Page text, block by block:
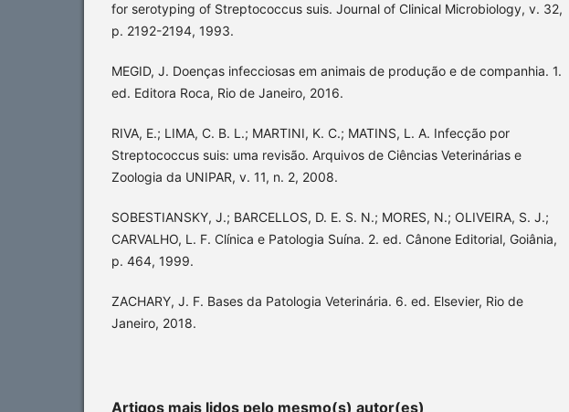
for serotyping of Streptococcus suis. Journal of Clinical Microbiology, v. 32,
p. 2192-2194, 1993.
MEGID, J. Doenças infecciosas em animais de produção e de companhia. 1.
ed. Editora Roca, Rio de Janeiro, 2016.
RIVA, E.; LIMA, C. B. L.; MARTINI, K. C.; MATINS, L. A. Infecção por
Streptococcus suis: uma revisão. Arquivos de Ciências Veterinárias e
Zoologia da UNIPAR, v. 11, n. 2, 2008.
SOBESTIANSKY, J.; BARCELLOS, D. E. S. N.; MORES, N.; OLIVEIRA, S. J.;
CARVALHO, L. F. Clínica e Patologia Suína. 2. ed. Cânone Editorial, Goiânia,
p. 464, 1999.
ZACHARY, J. F. Bases da Patologia Veterinária. 6. ed. Elsevier, Rio de
Janeiro, 2018.
Artigos mais lidos pelo mesmo(s) autor(es)